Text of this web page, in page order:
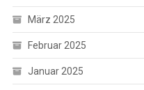
März 2025
Februar 2025
Januar 2025